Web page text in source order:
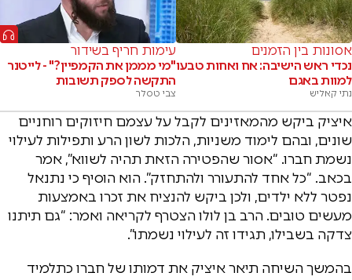
אסונות בין הזמנים
נכדי ראש הישיבה: אח ואחות טבעו
למוות באגם
נתי קאליש
עימות חריף בשידור
"מי מממן את הקמפיין?" - לייטנר
התקשה לספק תשובות
צבי טסלר
איציק ביקש מהמאזינים לקבל על עצמם חיזוקים רוחניים
שונים, ובהם לימוד משניות, הלכות לשון הרע ותפילות לעילוי
נשמת חברו. “אסור שהפטירה הזאת תהיה לשווא”, אמר
בכאב. “כל אחד להתעורר ולהתחזק”. הוא הוסיף כי נתנאל
נפטר ללא ילדים, ולכן ביקש להנציח את זכרו באמצעות
מעשים טובים. הרב בן לולו הצטרף לקריאה ואמר: “גם תיתנו
צדקה בשבילו, תגידו זה לעילוי נשמתו”.
בהמשך השיחה תיאר איציק את דמותו של חברו כתלמיד